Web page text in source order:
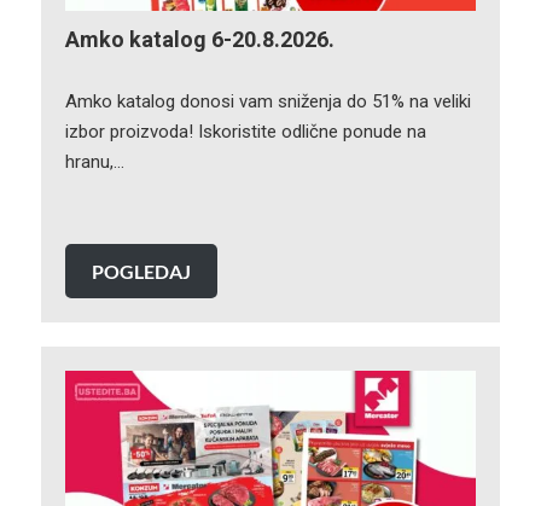
Amko katalog 6-20.8.2026.
Amko katalog donosi vam sniženja do 51% na veliki
izbor proizvoda! Iskoristite odlične ponude na
hranu,…
POGLEDAJ